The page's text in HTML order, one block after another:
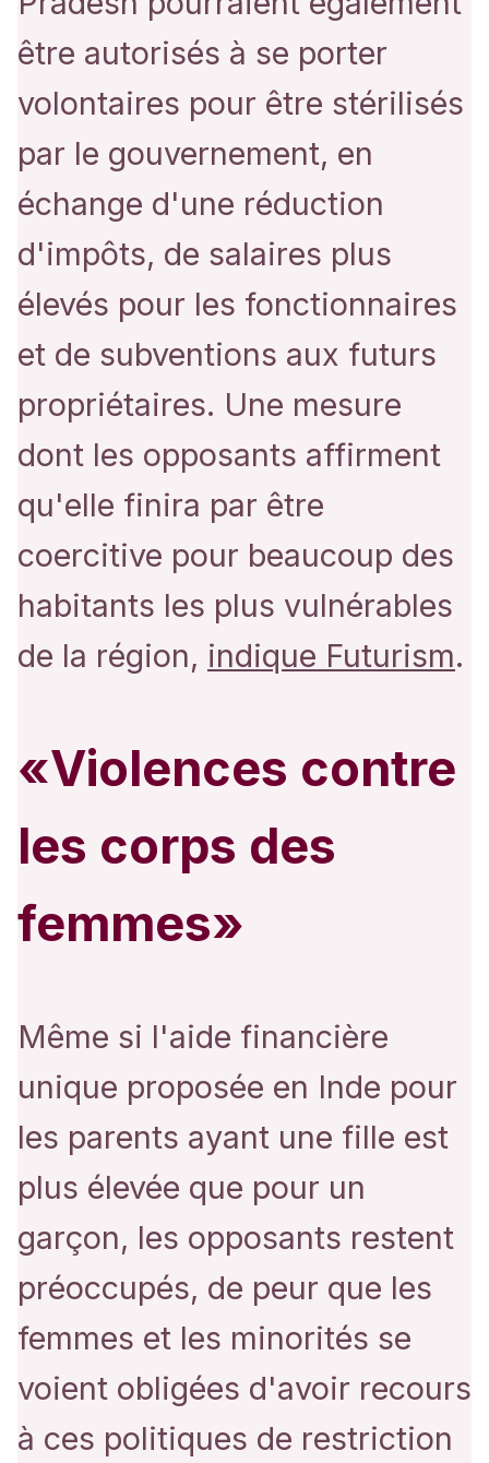
être autorisés à se porter
volontaires pour être stérilisés
par le gouvernement, en
échange d'une réduction
d'impôts, de salaires plus
élevés pour les fonctionnaires
et de subventions aux futurs
propriétaires. Une mesure
dont les opposants affirment
qu'elle finira par être
coercitive pour beaucoup des
habitants les plus vulnérables
de la région, indique Futurism.
«Violences contre
les corps des
femmes»
Même si l'aide financière
unique proposée en Inde pour
les parents ayant une fille est
plus élevée que pour un
garçon, les opposants restent
préoccupés, de peur que les
femmes et les minorités se
voient obligées d'avoir recours
à ces politiques de restriction